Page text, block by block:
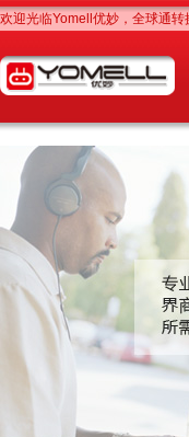
欢迎光临Yomell优妙，全球通